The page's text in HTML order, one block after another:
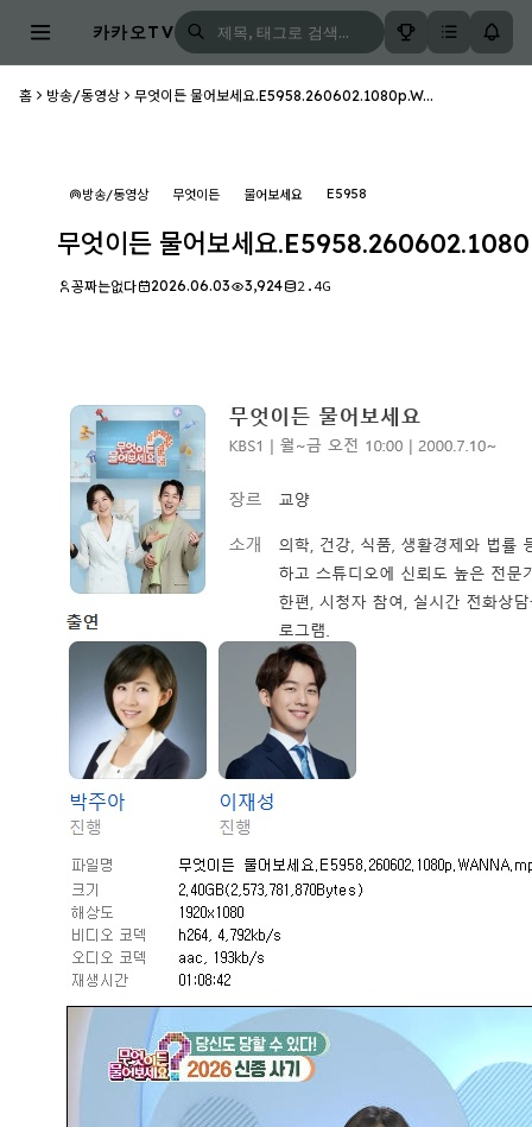
카카오TV
홈 방송/동영상 무엇이든 물어보세요.E5958.260602.1080p.W...
방송/동영상 무엇이든 물어보세요 E5958
무엇이든 물어보세요
꽁짜는없다 2026.06.03 3,924 2.4G